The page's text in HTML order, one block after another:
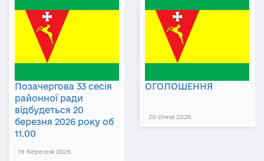
Позачергова 33 сесія
районної ради
відбудеться 20
березня 2026 року об
11.00
19 березня 2026
ОГОЛОШЕННЯ
20 січня 2026